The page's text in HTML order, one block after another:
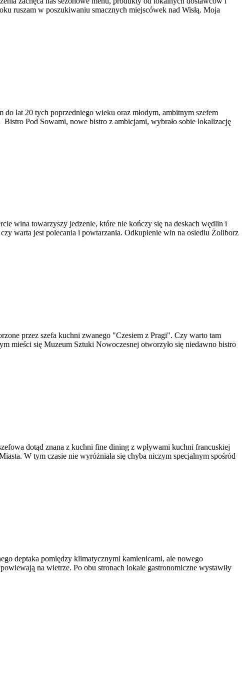
ruszam w poszukiwaniu smacznych miejscówek nad Wisłą. Moja
lat 20 tych poprzedniego wieku oraz młodym, ambitnym szefem
Pod Sowami, nowe bistro z ambicjami, wybrało sobie lokalizację
wina towarzyszy jedzenie, które nie kończy się na deskach wędlin i
warta jest polecania i powtarzania. Odkupienie win na osiedlu Żoliborz
przez szefa kuchni zwanego "Czesiem z Pragi". Czy warto tam
mieści się Muzeum Sztuki Nowoczesnej otworzyło się niedawno bistro
dotąd znana z kuchni fine dining z wpływami kuchni francuskiej
W tym czasie nie wyróżniała się chyba niczym specjalnym spośród
deptaka pomiędzy klimatycznymi kamienicami, ale nowego
na wietrze. Po obu stronach lokale gastronomiczne wystawiły